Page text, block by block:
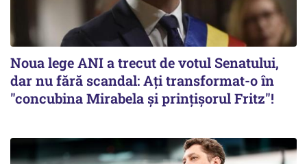
Noua lege ANI a trecut de votul Senatului,
dar nu fără scandal: Ați transformat-o în
"concubina Mirabela şi prinţişorul Fritz"!